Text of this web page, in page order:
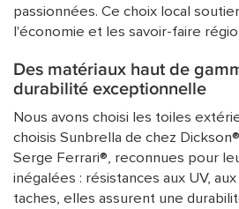
passionnées. Ce choix local
l'économie et les savoir-faire
Des matériaux haut de
durabilité exceptionnelle
Nous avons choisi les toiles
choisis Sunbrella de chez
Serge Ferrari®, reconnues pour
inégalées : résistances aux UV,
taches, elles assurent une